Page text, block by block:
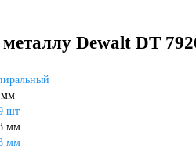
Dewalt DT
мм
шт
мм
мм